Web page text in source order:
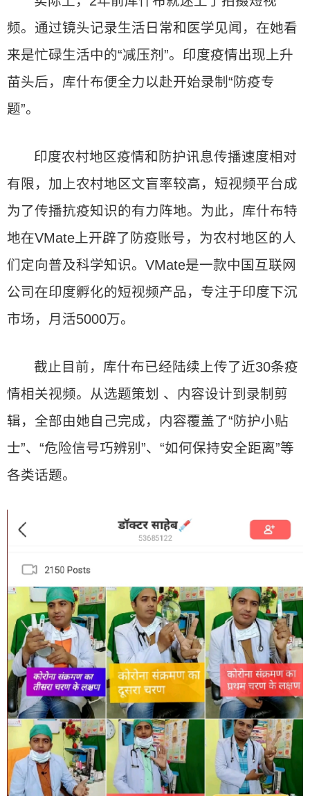
频。通过镜头记录生活日常和医学见闻，在她看
来是忙碌生活中的“减压剂”。印度疫情出现上升
苗头后，库什布便全力以赴开始录制“防疫专
题”。
印度农村地区疫情和防护讯息传播速度相对
有限，加上农村地区文盲率较高，短视频平台成
为了传播抗疫知识的有力阵地。为此，库什布特
地在VMate上开辟了防疫账号，为农村地区的人
们定向普及科学知识。VMate是一款中国互联网
公司在印度孵化的短视频产品，专注于印度下沉
市场，月活5000万。
截止目前，库什布已经陆续上传了近30条疫
情相关视频。从选题策划 、内容设计到录制剪
辑，全部由她自己完成，内容覆盖了“防护小贴
士”、“危险信号巧辨别”、“如何保持安全距离”等
各类话题。